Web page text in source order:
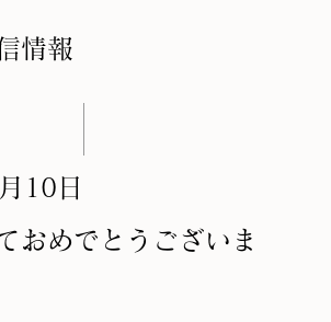
おめでとうございま
情報
10日